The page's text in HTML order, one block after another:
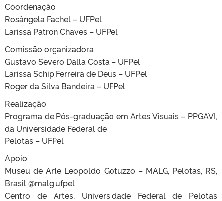
Coordenação
Rosângela Fachel – UFPel
Larissa Patron Chaves – UFPel
Comissão organizadora
Gustavo Severo Dalla Costa – UFPel
Larissa Schip Ferreira de Deus – UFPel
Roger da Silva Bandeira – UFPel
Realização
Programa de Pós-graduação em Artes Visuais – PPGAVI,
da Universidade Federal de
Pelotas – UFPel
Apoio
Museu de Arte Leopoldo Gotuzzo – MALG, Pelotas, RS,
Brasil @malg.ufpel
Centro de Artes, Universidade Federal de Pelotas